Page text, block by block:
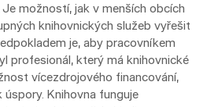
možností, jak v menších obcích
knihovnických služeb vyřešit
je, aby pracovníkem
profesionál, který má knihovnické
vícezdrojového financování,
Knihovna funguje